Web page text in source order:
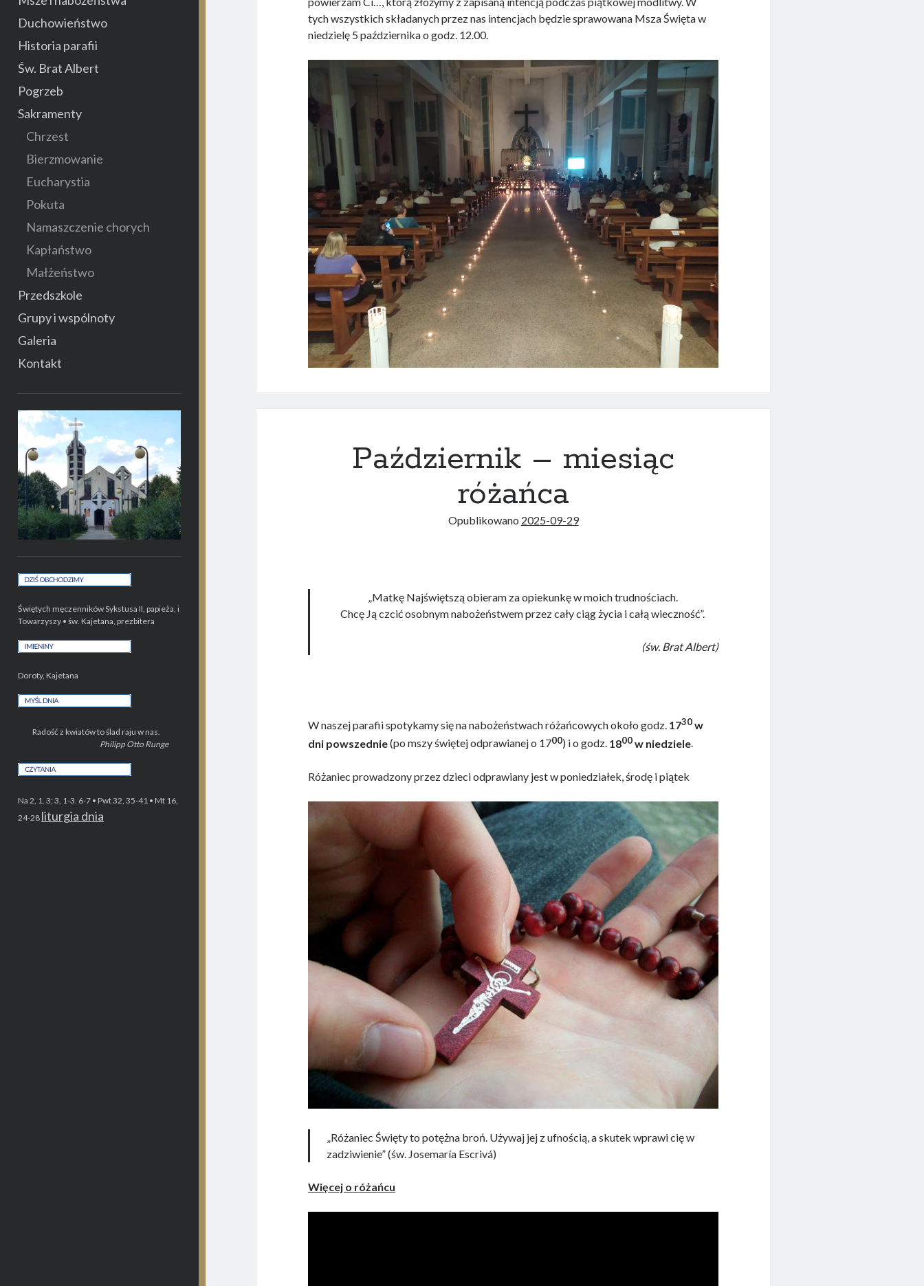
Duchowieństwo
Historia parafii
Św. Brat Albert
Pogrzeb
Sakramenty
Chrzest
Bierzmowanie
Eucharystia
Pokuta
Namaszczenie chorych
Kapłaństwo
Małżeństwo
Przedszkole
Grupy i wspólnoty
Galeria
Kontakt
Świętych męczenników Sykstusa II, papieża, i
Towarzyszy • św. Kajetana, prezbitera
Doroty, Kajetana
Radość z kwiatów to ślad raju w nas.
Philipp Otto Runge
Na 2, 1. 3; 3, 1-3. 6-7 • Pwt 32, 35-41 • Mt 16,
24-28 liturgia dnia
tych wszystkich składanych przez nas intencjach będzie sprawowana Msza Święta w
niedzielę 5 października o godz. 12.00.
Październik – miesiąc
różańca
Opublikowano 2025-09-29
„Matkę Najświętszą obieram za opiekunkę w moich trudnościach.
Chcę Ją czcić osobnym nabożeństwem przez cały ciąg życia i całą wieczność”.
(św. Brat Albert)
W naszej parafii spotykamy się na nabożeństwach różańcowych około godz. 1730w
dni powszednie(po mszy świętej odprawianej o 1700) i o godz. 1800w niedziele.
Różaniec prowadzony przez dzieci odprawiany jest w poniedziałek, środę i piątek
„Różaniec Święty to potężna broń. Używaj jej z ufnością, a skutek wprawi cię w
zadziwienie” (św. Josemaría Escrivá)
Więcej o różańcu